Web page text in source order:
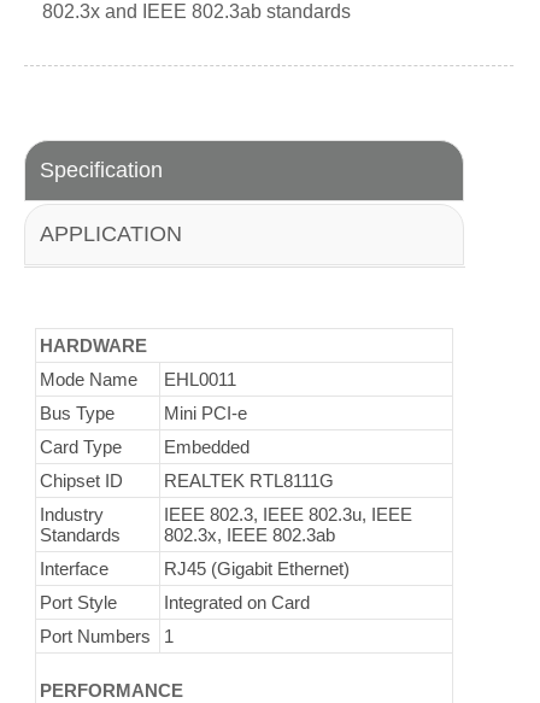
802.3x and IEEE 802.3ab standards
Specification
APPLICATION
HARDWARE
Mode Name
EHL0011
Bus Type
Mini PCI-e
Card Type
Embedded
Chipset ID
REALTEK RTL8111G
Industry
Standards
IEEE 802.3, IEEE 802.3u, IEEE
802.3x, IEEE 802.3ab
Interface
RJ45 (Gigabit Ethernet)
Port Style
Integrated on Card
Port Numbers
1
PERFORMANCE